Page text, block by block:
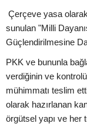
Çerçeve yasa
sunulan "Milli
Güçlendirilmesine
PKK ve bununla
verdiğinin ve
mühimmatı teslim
olarak hazırlanan
örgütsel yapı ve her